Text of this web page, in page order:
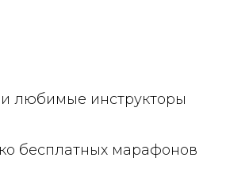
любимые инструкторы
бесплатных марафонов